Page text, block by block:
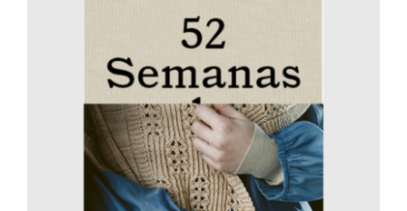
AÑADIR AL CARRITO
/
DETALLES